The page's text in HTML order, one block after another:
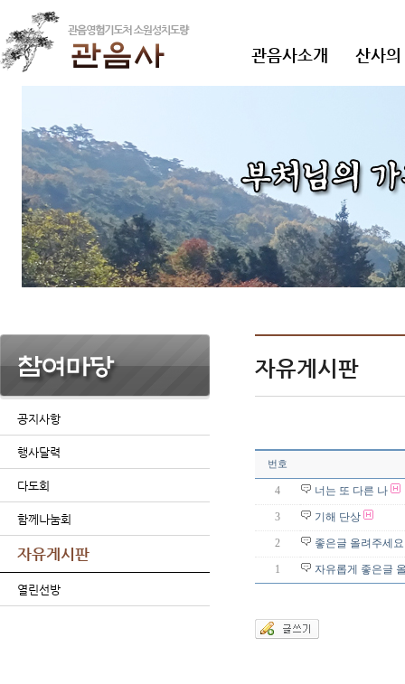
관음사소개 산사
공지사항
행사달력
다도회
함께나눔회
자유게시판
열린선방
자유게시판
번호
4 너는 또 다른 나
3 기해 단상
2 좋은글 올려주세요
1 자유롭게 좋은글